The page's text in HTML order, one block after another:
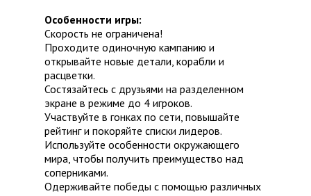
Особенности игры:
Скорость не ограничена!
Проходите одиночную кампанию и
открывайте новые детали, корабли и
расцветки.
Состязайтесь с друзьями на разделенном
экране в режиме до 4 игроков.
Участвуйте в гонках по сети, повышайте
рейтинг и покоряйте списки лидеров.
Используйте особенности окружающего
мира, чтобы получить преимущество над
соперниками.
Одерживайте победы с помощью различных